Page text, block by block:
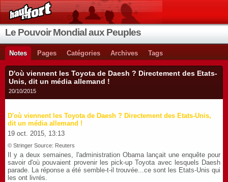
Le Pouvoir Mondial aux Peuples
Notes Pages Catégories Archives Tags
D'où viennent les Toyota de Daesh ? Directement des Etats-
Unis, dit un média allemand !
20/10/2015
D'où viennent les Toyota de Daesh ? Directement des Etats-Unis,
dit un média allemand !
19 oct. 2015, 13:13
© Stringer Source: Reuters
Il y a deux semaines, l'administration Obama lançait une enquête pour
savoir d'où pouvaient provenir les pick-up Toyota avec lesquels Daesh
parade. La réponse a été semble-t-il trouvée...ce sont les Etats-Unis qui
les ont livrés.